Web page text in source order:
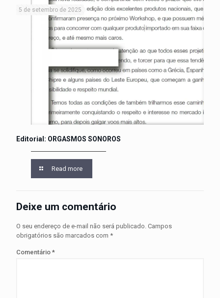
5 de setembro de 2025
Editorial: ORGASMOS SONOROS
Read more
Deixe um comentário
O seu endereço de e-mail não será publicado. Campos
obrigatórios são marcados com *
Comentário *